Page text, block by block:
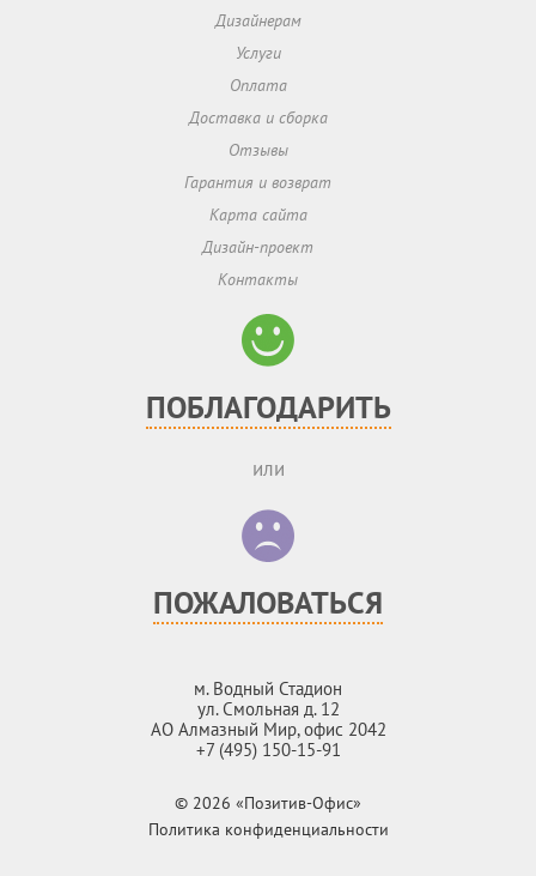
Дизайнерам
Услуги
Оплата
Доставка и сборка
Отзывы
Гарантия и возврат
Карта сайта
Дизайн-проект
Контакты
ПОБЛАГОДАРИТЬ
или
ПОЖАЛОВАТЬСЯ
м. Водный Стадион
ул. Смольная д. 12
АО Алмазный Мир, офис 2042
+7 (495) 150-15-91
© 2026 «Позитив-Офис»
Политика конфиденциальности